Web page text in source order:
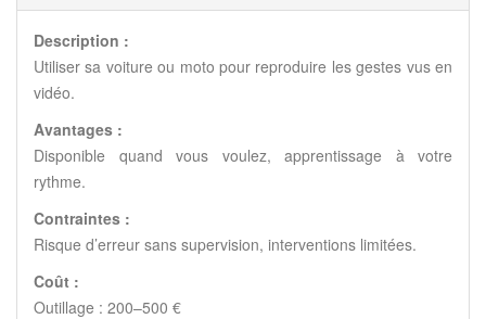
Description :
Utiliser sa voiture ou moto pour reproduire les gestes vus en
vidéo.
Avantages :
Disponible quand vous voulez, apprentissage à votre
rythme.
Contraintes :
Risque d’erreur sans supervision, interventions limitées.
Coût :
Outillage : 200–500 €